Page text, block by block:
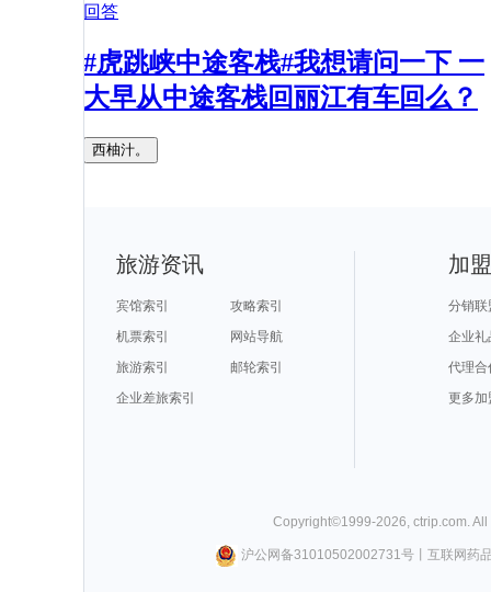
回答
#虎跳峡中途客栈#我想请问一下 一
大早从中途客栈回丽江有车回么？
西柚汁。
旅游资讯
宾馆索引
攻略索引
机票索引
网站导航
旅游索引
邮轮索引
企业差旅索引
加
分销联
企业礼
代理合
更多加
Copyright©1999-2026, ctrip.com.
沪公网备31010502002731号丨 互联网药